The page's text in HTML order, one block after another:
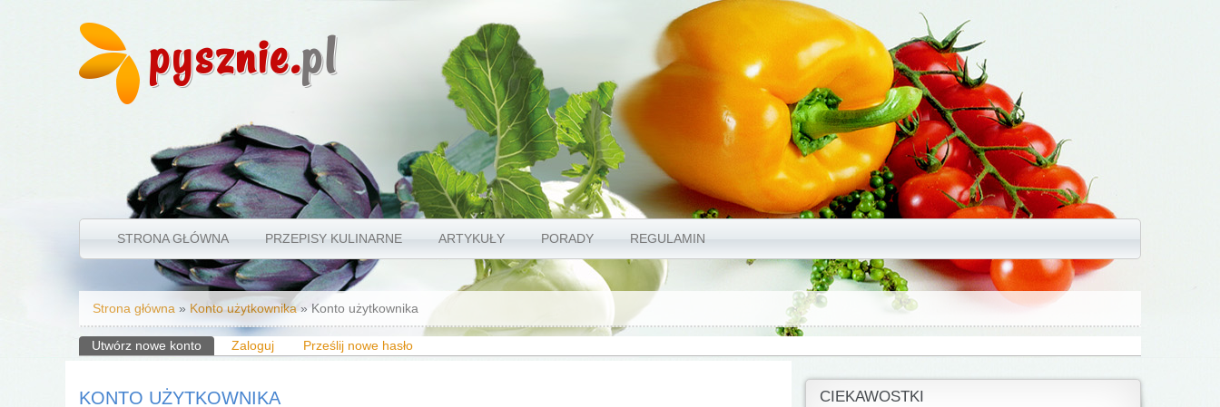
pysznie.pl
STRONA GŁÓWNA PRZEPISY KULINARNE ARTYKUŁY PORADY REGULAMIN
Jesteś tutaj
Strona główna » Konto użytkownika » Konto użytkownika
Karty podstawowe
Utwórz nowe konto(aktywna karta)
Zaloguj Prześlij nowe hasło
KONTO UŻYTKOWNIKA CIEKAWOSTKI